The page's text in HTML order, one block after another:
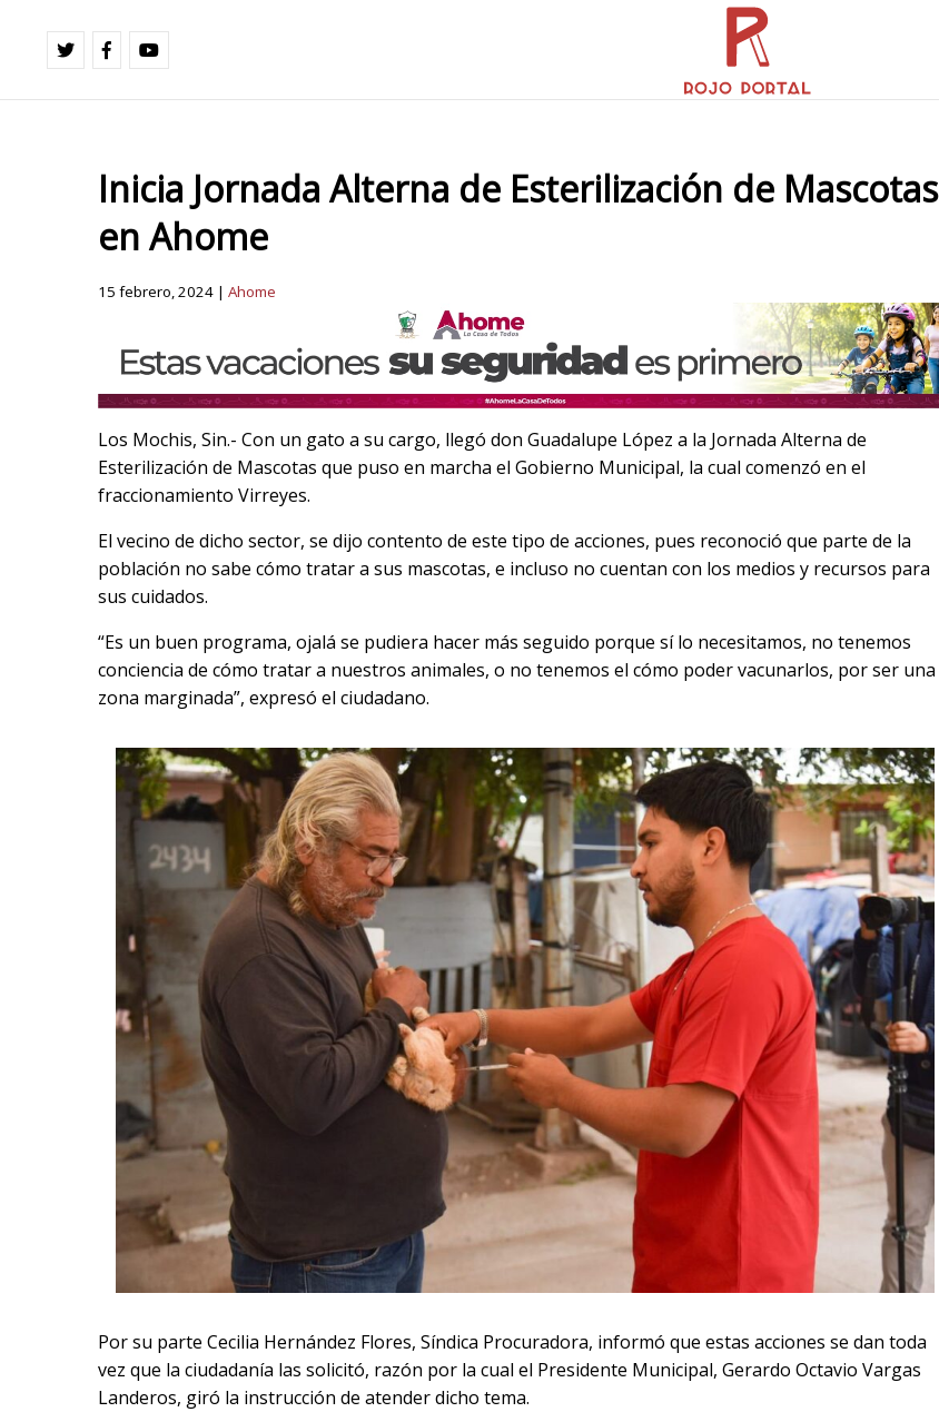
Inicia Jornada Alterna de Esterilización de Mascotas
en Ahome
15 febrero, 2024 | Ahome
Los Mochis, Sin.- Con un gato a su cargo, llegó don Guadalupe López a la Jornada Alterna de
Esterilización de Mascotas que puso en marcha el Gobierno Municipal, la cual comenzó en el
fraccionamiento Virreyes.
El vecino de dicho sector, se dijo contento de este tipo de acciones, pues reconoció que parte de la
población no sabe cómo tratar a sus mascotas, e incluso no cuentan con los medios y recursos para
sus cuidados.
“Es un buen programa, ojalá se pudiera hacer más seguido porque sí lo necesitamos, no tenemos
conciencia de cómo tratar a nuestros animales, o no tenemos el cómo poder vacunarlos, por ser una
zona marginada”, expresó el ciudadano.
Por su parte Cecilia Hernández Flores, Síndica Procuradora, informó que estas acciones se dan toda
vez que la ciudadanía las solicitó, razón por la cual el Presidente Municipal, Gerardo Octavio Vargas
Landeros, giró la instrucción de atender dicho tema.